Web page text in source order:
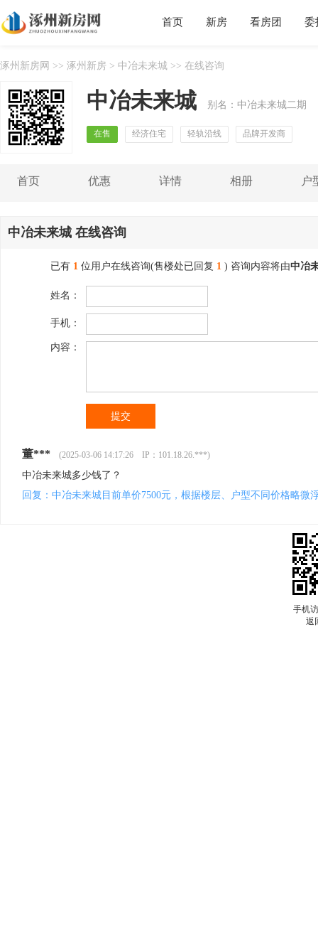
首页 新房 看房团 委
涿州新房网 >> 涿州新房 > 中冶未来城 >> 在线咨询
中冶未来城 别名：中冶未来城二期
在售 经济住宅 轻轨沿线 品牌开发商
首页 优惠 详情 相册 户
中冶未来城 在线咨询
已有 1 位用户在线咨询(售楼处已回复 1 ) 咨询内容将由中冶
姓名：
手机：
内容：
董*** (2025-03-06 14:17:26 IP：101.18.26.***)
中冶未来城多少钱了？
回复：中冶未来城目前单价7500元，根据楼层、户型不同价格略微
手机
返